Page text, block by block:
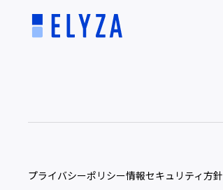
プライバシーポリシー情報セキュリティ方針